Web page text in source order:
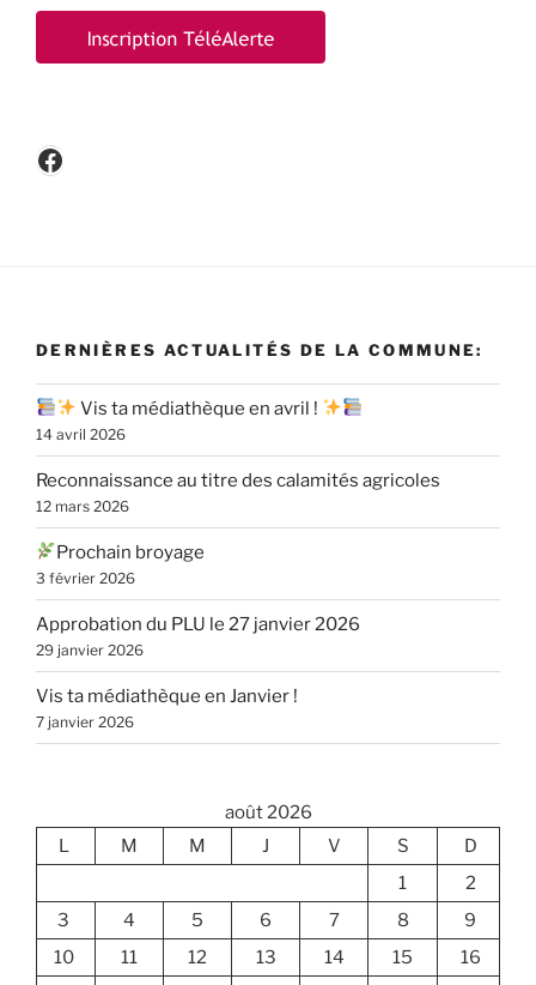
Facebook
DERNIÈRES ACTUALITÉS DE LA COMMUNE:
Vis ta médiathèque en avril !
14 avril 2026
Reconnaissance au titre des calamités agricoles
12 mars 2026
Prochain broyage
3 février 2026
Approbation du PLU le 27 janvier 2026
29 janvier 2026
Vis ta médiathèque en Janvier !
7 janvier 2026
août 2026
L
M M J V S
D
1
2
3
4 5 6 7 8
9
10
11 12 13 14 15
16